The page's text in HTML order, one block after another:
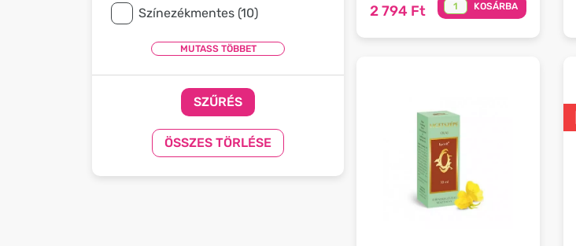
Színezékmentes (10)
SZŰRÉS
ÖSSZES TÖRLÉSE
2 794 Ft KOSÁRBA